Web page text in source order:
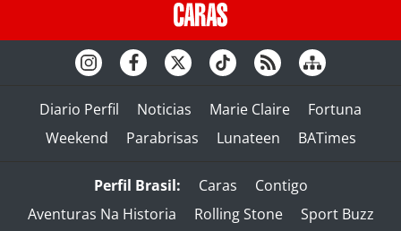
Diario Perfil Noticias Marie Claire
Fortuna
Weekend
Parabrisas Lunateen BATimes
Perfil Brasil: Caras
Contigo
Aventuras Na Historia
Rolling Stone
Sport Buzz